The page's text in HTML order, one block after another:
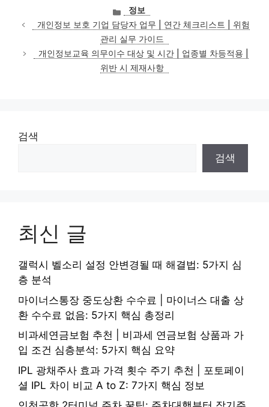
카
테
고
리
정보
개인정보 보호 기업 담당자 업무 | 연간 체크리스트 | 위험
관리 실무 가이드
개인정보교육 의무이수 대상 및 시간 | 업종별 차등적용 |
위반 시 제재사항
검색
검색
최신 글
갤럭시 벨소리 설정 안변경될 때 해결법: 5가지 심
층 분석
마이너스통장 중도상환 수수료 | 마이너스 대출 상
환 수수료 없음: 5가지 핵심 총정리
비과세연금보험 추천 | 비과세 연금보험 상품과 가
입 조건 심층분석: 5가지 핵심 요약
IPL 광채주사 효과 가격 횟수 주기 추천 | 포토페이
셜 IPL 차이 비교 A to Z: 7가지 핵심 정보